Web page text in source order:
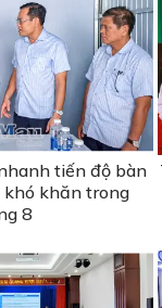
tiến độ bàn
khó khăn trong
8